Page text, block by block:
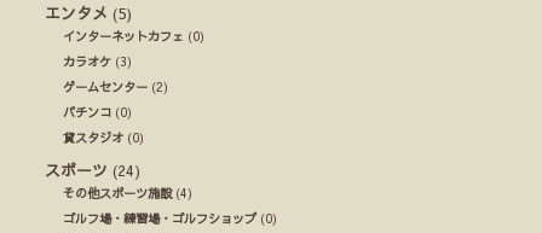
エンタメ (5)
インターネットカフェ (0)
カラオケ (3)
ゲームセンター (2)
パチンコ (0)
貸スタジオ (0)
スポーツ (24)
その他スポーツ施設(4)
ゴルフ場・練習場・ゴルフショップ(0)